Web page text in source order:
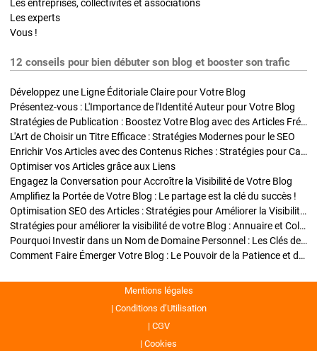
Les entreprises, collectivités et associations
Les experts
Vous !
12 conseils pour bien débuter son blog et booster son trafic
Développez une Ligne Éditoriale Claire pour Votre Blog
Présentez-vous : L'Importance de l'Identité Auteur pour Votre Blog
Stratégies de Publication : Boostez Votre Blog avec des Articles Fréquents et Exclusifs
L'Art de Choisir un Titre Efficace : Stratégies Modernes pour le SEO
Enrichir Vos Articles avec des Contenus Riches : Stratégies pour Captiver et Optimiser
Optimiser vos Articles grâce aux Liens
Engagez la Conversation pour Accroître la Visibilité de Votre Blog
Amplifiez la Portée de Votre Blog : Le partage est la clé du succès !
Optimisation SEO des Articles : Stratégies pour Améliorer la Visibilité de Votre Blog
Stratégies pour améliorer la visibilité de votre Blog : Annuaire et Collaborations
Pourquoi Investir dans un Nom de Domaine Personnel : Les Clés de la Réussite de Votre Blog
Comment Faire Émerger Votre Blog : Le Pouvoir de la Patience et de la Persévérance
Mentions légales
Conditions d’Utilisation
CGV
Cookies